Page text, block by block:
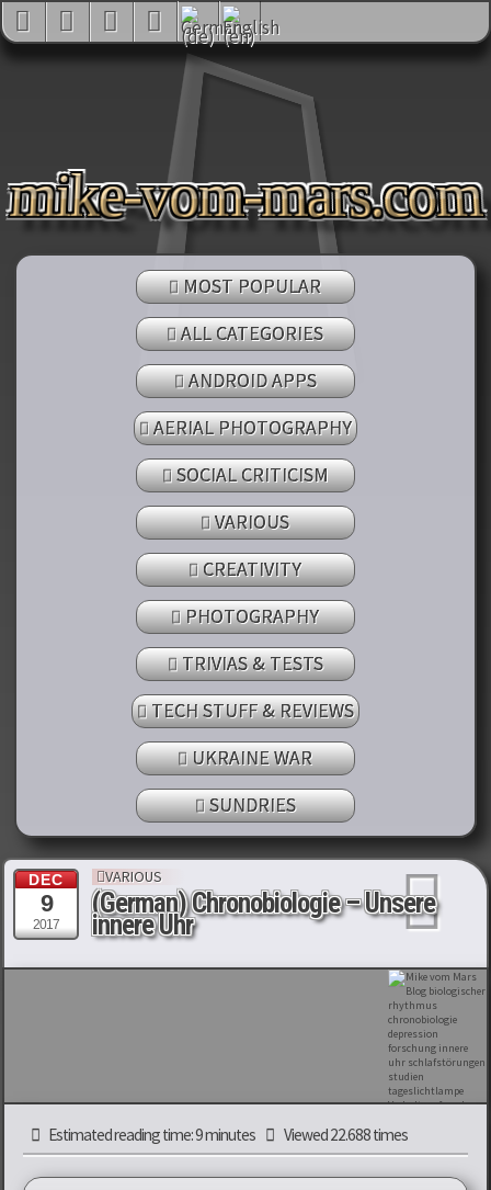
mike-vom-mars.com
MOST POPULAR
ALL CATEGORIES
ANDROID APPS
AERIAL PHOTOGRAPHY
SOCIAL CRITICISM
VARIOUS
CREATIVITY
PHOTOGRAPHY
TRIVIAS & TESTS
TECH STUFF & REVIEWS
UKRAINE WAR
SUNDRIES
DEC
9
2017
VARIOUS
(German) Chronobiologie – Unsere
innere Uhr
Estimated reading time: 9 minutes Viewed 22.688 times